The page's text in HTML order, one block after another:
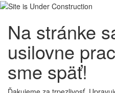
Na stránke
usilovne
sme späť!